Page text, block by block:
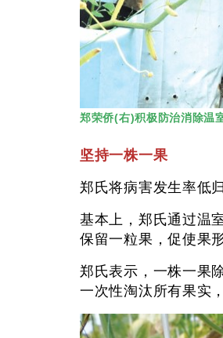
郑荣侨(右)积极防治消除温
坚持一株一果
郑氏将病害发生率低
基本上，郑氏通过温
保留一粒果，促使
郑氏表示，一株一果
一次性淘汰所有果实